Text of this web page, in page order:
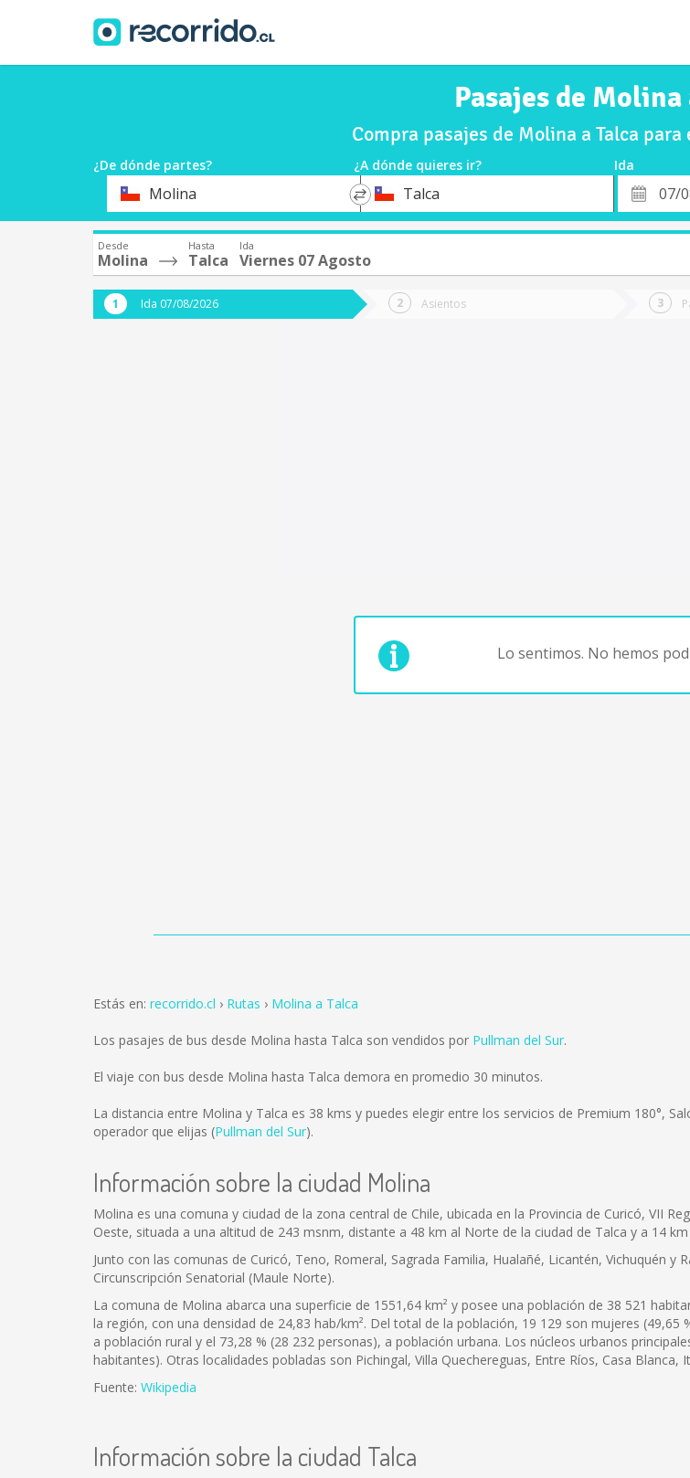
Pasajes de Molina
Compra pasajes de Molina a Talca
¿De dónde partes? ¿A dónde quieres ir? Ida
OrigenMolina
*
DestinoTalca
Fecha
de
Desde
Molina
Hasta
Talca
Ida
Viernes 07 Agosto
Ida 07/08/2026 Asientos
Lo sentimos. No hemos
Estás en: recorrido.cl Rutas Molina a Talca
Los pasajes de bus desde Molina hasta Talca son vendidos por Pullman del Sur.
El viaje con bus desde Molina hasta Talca demora en promedio 30 minutos.
La distancia entre Molina y Talca es 38 kms y puedes elegir entre los servicios de Premium 180°,
operador que elijas (Pullman del Sur).
Información sobre la ciudad Molina
Molina es una comuna y ciudad de la zona central de Chile, ubicada en la Provincia de Curicó, VII
Oeste, situada a una altitud de 243 msnm, distante a 48 km al Norte de la ciudad de Talca y a 14
Junto con las comunas de Curicó, Teno, Romeral, Sagrada Familia, Hualañé, Licantén, Vichuquén y
Circunscripción Senatorial (Maule Norte).
La comuna de Molina abarca una superficie de 1551,64 km² y posee una población de 38 521
la región, con una densidad de 24,83 hab/km². Del total de la población, 19 129 son mujeres
a población rural y el 73,28 % (28 232 personas), a población urbana. Los núcleos urbanos
habitantes). Otras localidades pobladas son Pichingal, Villa Quechereguas, Entre Ríos, Casa Blanca,
Fuente: Wikipedia
Información sobre la ciudad Talca